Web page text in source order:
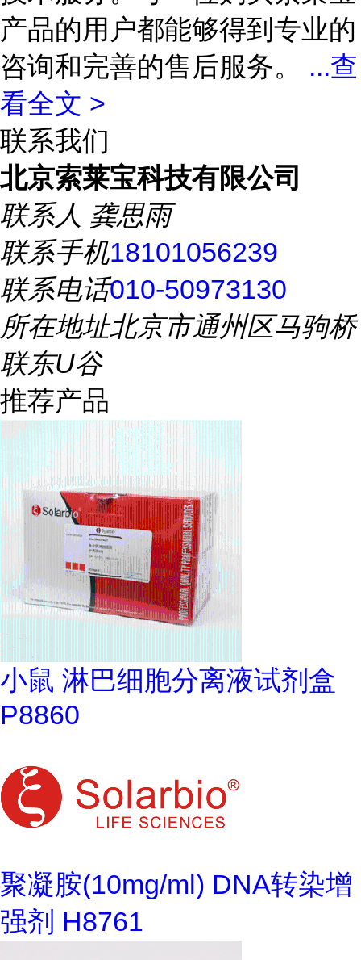
产品的用户都能够得到专业的
咨询和完善的售后服务。 ...查
看全文 >
联系我们
北京索莱宝科技有限公司
联系人 龚思雨
联系手机18101056239
联系电话010-50973130
所在地址北京市通州区马驹桥
联东U谷
推荐产品
小鼠 淋巴细胞分离液试剂盒
P8860
聚凝胺(10mg/ml) DNA转染增
强剂 H8761